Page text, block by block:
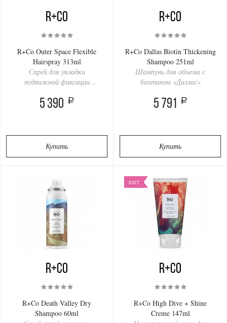
R+Co
R+Co Outer Space Flexible
Hairspray 313ml
Спрей для укладки
подвижной фиксации
5 390 a
Купить
R+Co
R+Co Dallas Biotin Thickening
Shampoo 251ml
Шампунь для объема с
биотином «Даллас»
5 791 a
Купить
R+Co
R+Co Death Valley Dry
Shampoo 60ml
ХИТ
R+Co
R+Co High Dive + Shine
Creme 147ml